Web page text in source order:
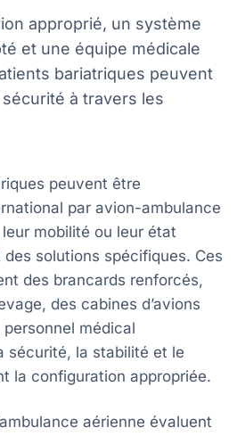
approprié, un système
et une équipe médicale
bariatriques peuvent
à travers les
peuvent être
par avion-ambulance
mobilité ou leur état
solutions spécifiques. Ces
des brancards renforcés,
des cabines d’avions
médical
sécurité, la stabilité et le
la configuration appropriée.
aérienne évaluent